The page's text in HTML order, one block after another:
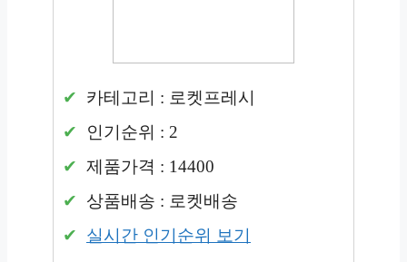
카테고리 : 로켓프레시
인기순위 : 2
제품가격 : 14400
상품배송 : 로켓배송
실시간 인기순위 보기